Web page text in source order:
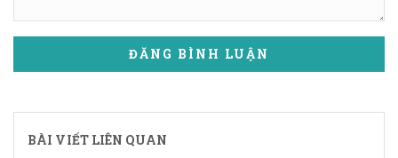
ĐĂNG BÌNH LUẬN
BÀI VIẾT LIÊN QUAN